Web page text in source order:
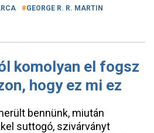
GEORGE R. R. MARTIN
komolyan el fogsz
hogy ez mi ez
bennünk, miután
suttogó, szivárványt